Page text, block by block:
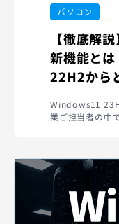
パソコン
【徹底解
新機能とは
22H2から
Windows11
業ご担当者の中